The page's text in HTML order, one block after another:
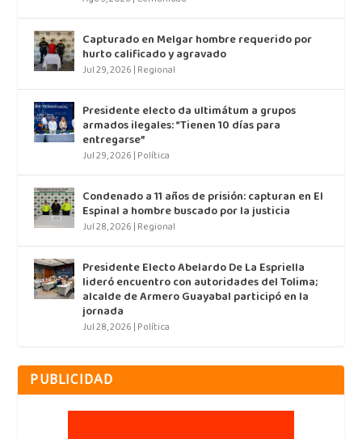
Capturado en Melgar hombre requerido por
hurto calificado y agravado
Jul 29, 2026 | Regional
Presidente electo da ultimátum a grupos
armados ilegales: “Tienen 10 días para
entregarse”
Jul 29, 2026 | Política
Condenado a 11 años de prisión: capturan en El
Espinal a hombre buscado por la justicia
Jul 28, 2026 | Regional
Presidente Electo Abelardo De La Espriella
lideró encuentro con autoridades del Tolima;
alcalde de Armero Guayabal participó en la
jornada
Jul 28, 2026 | Política
PUBLICIDAD